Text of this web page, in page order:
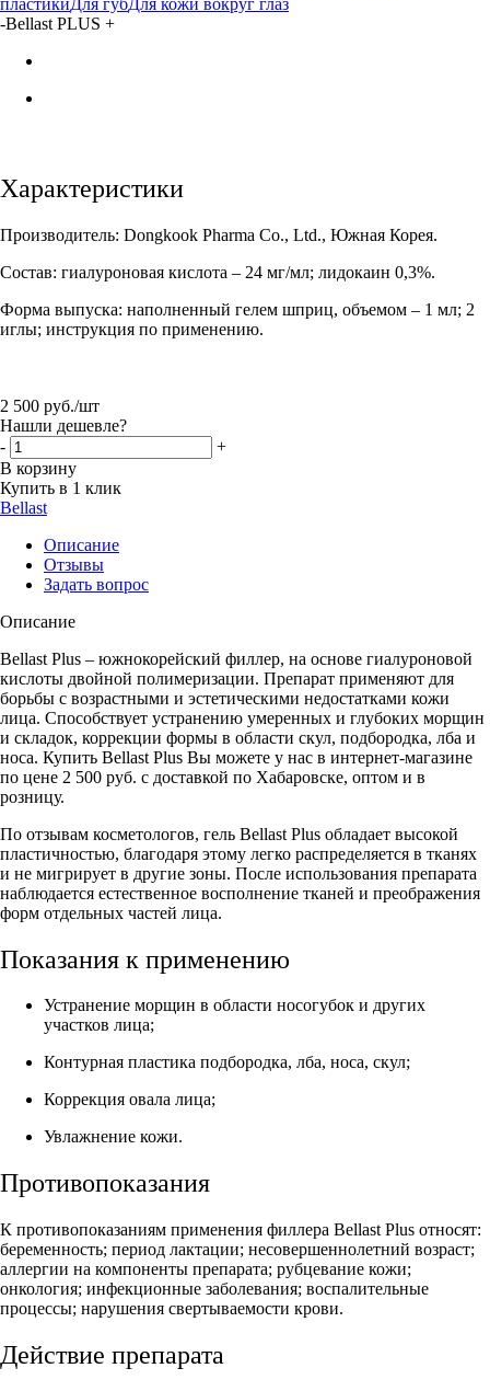
-Bellast PLUS +
Характеристики
Производитель: Dongkook Pharma Co., Ltd., Южная Корея.
Состав: гиалуроновая кислота – 24 мг/мл; лидокаин 0,3%.
Форма выпуска: наполненный гелем шприц, объемом – 1 мл; 2
иглы; инструкция по применению.
2 500 руб./шт
Нашли дешевле?
-
+
В корзину
Купить в 1 клик
Bellast
Описание
Отзывы
Задать вопрос
Описание
Bellast Plus – южнокорейский филлер, на основе гиалуроновой
кислоты двойной полимеризации. Препарат применяют для
борьбы с возрастными и эстетическими недостатками кожи
лица. Способствует устранению умеренных и глубоких морщин
и складок, коррекции формы в области скул, подбородка, лба и
носа. Купить Bellast Plus Вы можете у нас в интернет-магазине
по цене 2 500 руб. с доставкой по Хабаровске, оптом и в
розницу.
По отзывам косметологов, гель Bellast Plus обладает высокой
пластичностью, благодаря этому легко распределяется в тканях
и не мигрирует в другие зоны. После использования препарата
наблюдается естественное восполнение тканей и преображения
форм отдельных частей лица.
Показания к применению
Устранение морщин в области носогубок и других
участков лица;
Контурная пластика подбородка, лба, носа, скул;
Коррекция овала лица;
Увлажнение кожи.
Противопоказания
К противопоказаниям применения филлера Bellast Plus относят:
беременность; период лактации; несовершеннолетний возраст;
аллергии на компоненты препарата; рубцевание кожи;
онкология; инфекционные заболевания; воспалительные
процессы; нарушения свертываемости крови.
Действие препарата